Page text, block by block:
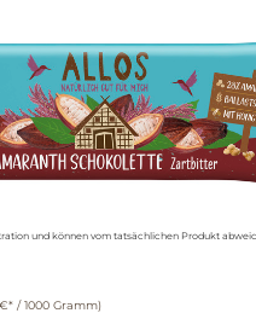
und können vom tatsächlichen Produkt
€* / 1000 Gramm)